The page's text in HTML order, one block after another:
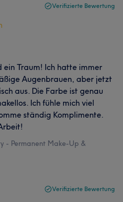
Verifizierte Bewertung
ein Traum! Ich hatte immer
Augenbrauen, aber jetzt
aus. Die Farbe ist genau
Ich fühle mich viel
ständig Komplimente.
- Permanent Make-Up &
Verifizierte Bewertung